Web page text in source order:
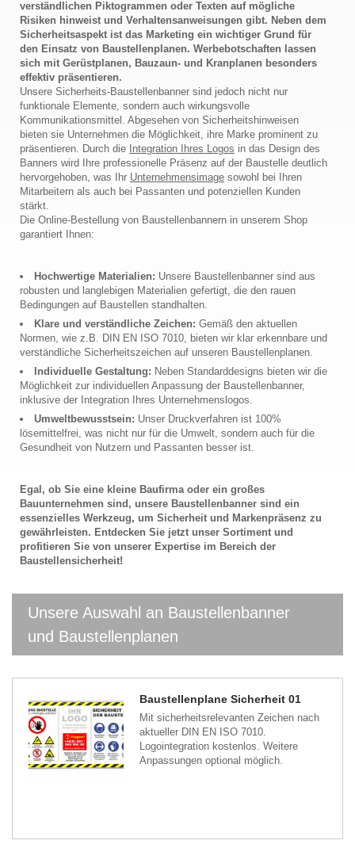
verständlichen Piktogrammen oder Texten auf mögliche
Risiken hinweist und Verhaltensanweisungen gibt. Neben dem
Sicherheitsaspekt ist das Marketing ein wichtiger Grund für
den Einsatz von Baustellenplanen. Werbebotschaften lassen
sich mit Gerüstplanen, Bauzaun- und Kranplanen besonders
effektiv präsentieren.
Unsere Sicherheits-Baustellenbanner sind jedoch nicht nur
funktionale Elemente, sondern auch wirkungsvolle
Kommunikationsmittel. Abgesehen von Sicherheitshinweisen
bieten sie Unternehmen die Möglichkeit, ihre Marke prominent zu
präsentieren. Durch die Integration Ihres Logos in das Design des
Banners wird Ihre professionelle Präsenz auf der Baustelle deutlich
hervorgehoben, was Ihr Unternehmensimage sowohl bei Ihren
Mitarbeitern als auch bei Passanten und potenziellen Kunden
stärkt.
Die Online-Bestellung von Baustellenbannern in unserem Shop
garantiert Ihnen:
Hochwertige Materialien: Unsere Baustellenbanner sind aus
robusten und langlebigen Materialien gefertigt, die den rauen
Bedingungen auf Baustellen standhalten.
Klare und verständliche Zeichen: Gemäß den aktuellen
Normen, wie z.B. DIN EN ISO 7010, bieten wir klar erkennbare und
verständliche Sicherheitszeichen auf unseren Baustellenplanen.
Individuelle Gestaltung: Neben Standarddesigns bieten wir die
Möglichkeit zur individuellen Anpassung der Baustellenbanner,
inklusive der Integration Ihres Unternehmenslogos.
Umweltbewusstsein: Unser Druckverfahren ist 100%
lösemittelfrei, was nicht nur für die Umwelt, sondern auch für die
Gesundheit von Nutzern und Passanten besser ist.
Egal, ob Sie eine kleine Baufirma oder ein großes
Bauunternehmen sind, unsere Baustellenbanner sind ein
essenzielles Werkzeug, um Sicherheit und Markenpräsenz zu
gewährleisten. Entdecken Sie jetzt unser Sortiment und
profitieren Sie von unserer Expertise im Bereich der
Baustellensicherheit!
Unsere Auswahl an Baustellenbanner
und Baustellenplanen
Baustellenplane Sicherheit 01
Mit sicherheitsrelevanten Zeichen nach
aktueller DIN EN ISO 7010.
Logointegration kostenlos. Weitere
Anpassungen optional möglich.